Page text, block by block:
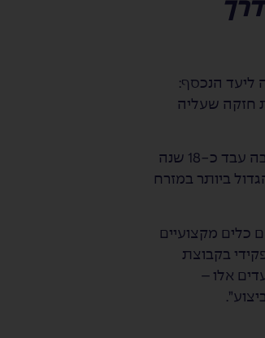
ליעד הנכסף:
חזקה שעליה
ביושבו על כסא המנכ”ל בחברת פרידנזון ג’נריישן מרכזים לוגיסטיים, אילן כהן נזכר בכך שגדל וצמח בחברת טבע, שבה עבד כ-18 שנה
ביותר במזרח
כלים מקצועיים
בקבוצת
אלו –